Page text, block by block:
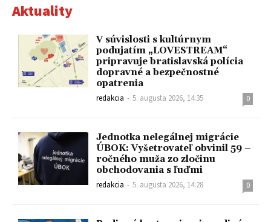
Aktuality
V súvislosti s kultúrnym
podujatím „LOVESTREAM“
pripravuje bratislavská polícia
dopravné a bezpečnostné
opatrenia
redakcia - 5. augusta 2026, 14:35 0
Jednotka nelegálnej migrácie
ÚBOK: Vyšetrovateľ obvinil 59 –
ročného muža zo zločinu
obchodovania s ľuďmi
redakcia - 5. augusta 2026, 14:28 0